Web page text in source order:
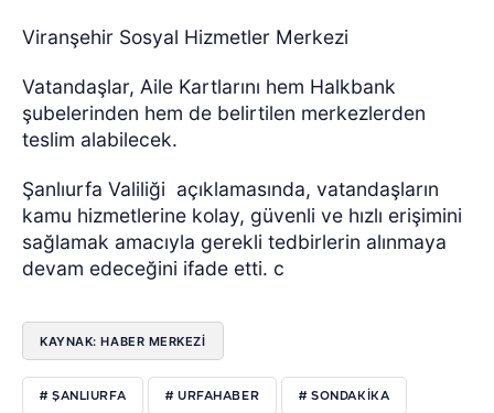
Viranşehir Sosyal Hizmetler Merkezi
Vatandaşlar, Aile Kartlarını hem Halkbank
şubelerinden hem de belirtilen merkezlerden
teslim alabilecek.
Şanlıurfa Valiliği açıklamasında, vatandaşların
kamu hizmetlerine kolay, güvenli ve hızlı erişimini
sağlamak amacıyla gerekli tedbirlerin alınmaya
devam edeceğini ifade etti. c
KAYNAK: HABER MERKEZI
# ŞANLIURFA # URFAHABER # SONDAKIKA